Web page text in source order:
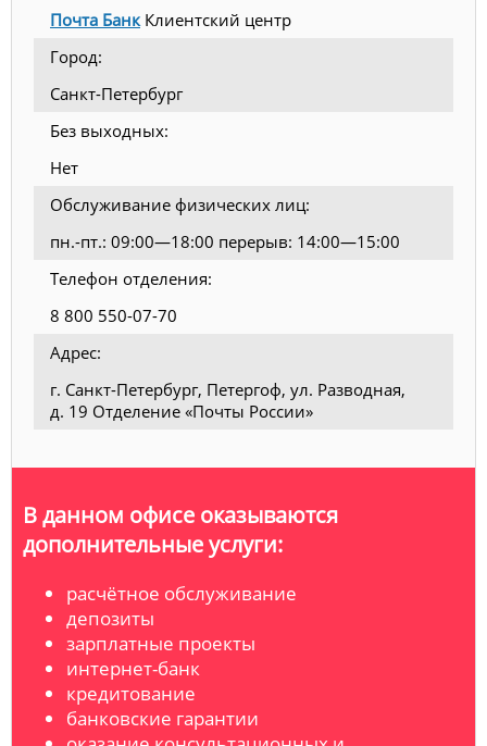
Почта БанкКлиентский центр
Город:
Санкт-Петербург
Без выходных:
Нет
Обслуживание физических лиц:
пн.-пт.: 09:00—18:00 перерыв: 14:00—15:00
Телефон отделения:
8 800 550-07-70
Адрес:
г. Санкт-Петербург, Петергоф, ул. Разводная,
д. 19 Отделение «Почты России»
В данном офисе оказываются
дополнительные услуги:
расчётное обслуживание
депозиты
зарплатные проекты
интернет-банк
кредитование
банковские гарантии